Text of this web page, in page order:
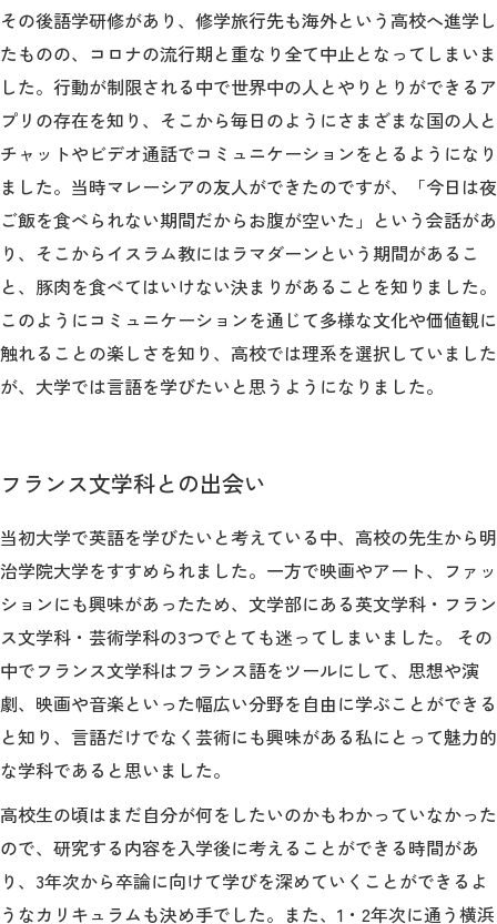
その後語学研修があり、修学旅行先も海外という高校へ進学し
たものの、コロナの流行期と重なり全て中止となってしまいま
した。行動が制限される中で世界中の人とやりとりができるア
プリの存在を知り、そこから毎日のようにさまざまな国の人と
チャットやビデオ通話でコミュニケーションをとるようになり
ました。当時マレーシアの友人ができたのですが、「今日は夜
ご飯を食べられない期間だからお腹が空いた」という会話があ
り、そこからイスラム教にはラマダーンという期間があるこ
と、豚肉を食べてはいけない決まりがあることを知りました。
このようにコミュニケーションを通じて多様な文化や価値観に
触れることの楽しさを知り、高校では理系を選択していました
が、大学では言語を学びたいと思うようになりました。
フランス文学科との出会い
当初大学で英語を学びたいと考えている中、高校の先生から明
治学院大学をすすめられました。一方で映画やアート、ファッ
ションにも興味があったため、文学部にある英文学科・フラン
ス文学科・芸術学科の3つでとても迷ってしまいました。 その
中でフランス文学科はフランス語をツールにして、思想や演
劇、映画や音楽といった幅広い分野を自由に学ぶことができる
と知り、言語だけでなく芸術にも興味がある私にとって魅力的
な学科であると思いました。
高校生の頃はまだ自分が何をしたいのかもわかっていなかった
ので、研究する内容を入学後に考えることができる時間があ
り、3年次から卒論に向けて学びを深めていくことができるよ
うなカリキュラムも決め手でした。また、1・2年次に通う横浜